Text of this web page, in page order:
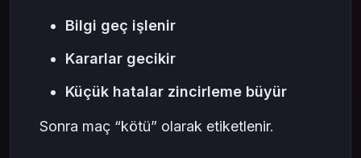
Bilgi geç işlenir
Kararlar gecikir
Küçük hatalar zincirleme büyür
Sonra maç “kötü” olarak etiketlenir.